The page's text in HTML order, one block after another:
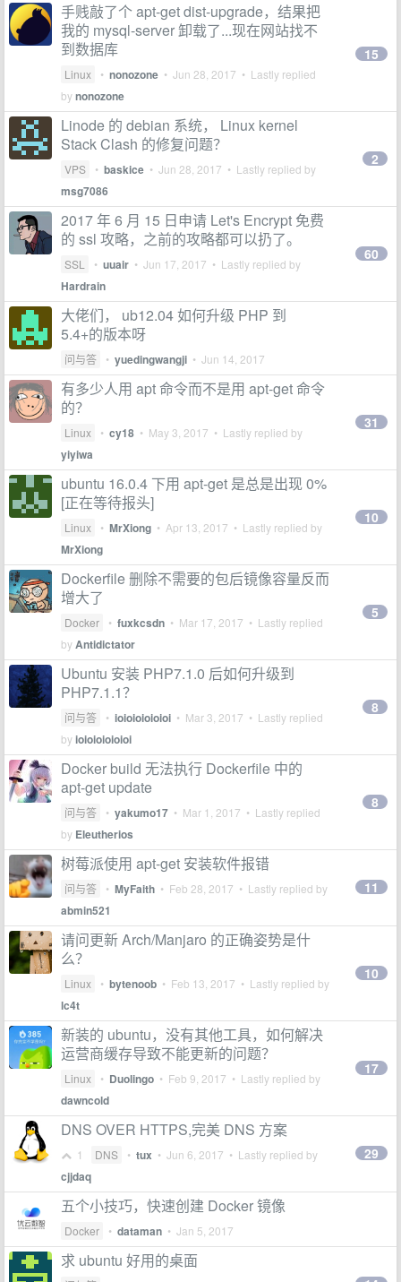
手贱敲了个 apt-get dist-upgrade，结果把
我的 mysql-server 卸载了...现在网站找不
到数据库
Linux • nonozone • Jun 28, 2017 • Lastly replied
bynonozone
15
Linode 的 debian 系统， Linux kernel
Stack Clash 的修复问题？
VPS • baskice • Jun 28, 2017 • Lastly replied by
msg7086
2
2017 年 6 月 15 日申请 Let's Encrypt 免费
的 ssl 攻略，之前的攻略都可以扔了。
SSL • uuair • Jun 17, 2017 • Lastly replied by
Hardrain
60
大佬们， ub12.04 如何升级 PHP 到
5.4+的版本呀
问与答 • yuedingwangji • Jun 14, 2017
有多少人用 apt 命令而不是用 apt-get 命令
的？
Linux • cy18 • May 3, 2017 • Lastly replied by
yiyiwa
31
ubuntu 16.0.4 下用 apt-get 是总是出现 0%
[正在等待报头]
Linux • MrXiong • Apr 13, 2017 • Lastly replied by
MrXiong
10
Dockerfile 删除不需要的包后镜像容量反而
增大了
Docker • fuxkcsdn • Mar 17, 2017 • Lastly replied
byAntidictator
5
Ubuntu 安装 PHP7.1.0 后如何升级到
PHP7.1.1？
问与答 • ioioioioioioi • Mar 3, 2017 • Lastly replied
byioioioioioioi
8
Docker build 无法执行 Dockerfile 中的
apt-get update
问与答 • yakumo17 • Mar 1, 2017 • Lastly replied
by Eleutherios
8
树莓派使用 apt-get 安装软件报错
问与答 • MyFaith • Feb 28, 2017 • Lastly replied by
abmin521
11
请问更新 Arch/Manjaro 的正确姿势是什
么？
Linux • bytenoob • Feb 13, 2017 • Lastly replied by
lc4t
10
新装的 ubuntu，没有其他工具，如何解决
运营商缓存导致不能更新的问题？
Linux • Duolingo • Feb 9, 2017 • Lastly replied by
dawncold
17
DNS OVER HTTPS,完美 DNS 方案
1 DNS • tux • Jun 6, 2017 • Lastly replied by
cjjdaq
29
五个小技巧，快速创建 Docker 镜像
Docker • dataman • Jan 5, 2017
求 ubuntu 好用的桌面